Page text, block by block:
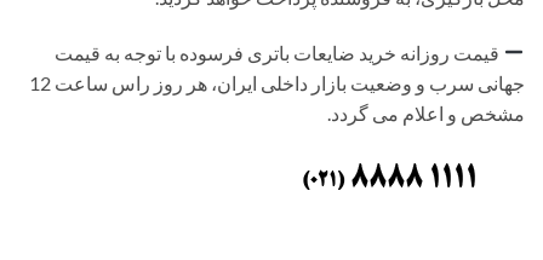
قیمت روزانه خرید ضایعات باتری فرسوده با توجه به قیمت
جهانی سرب و وضعیت بازار داخلی ایران، هر روز راس ساعت 12
مشخص و اعلام می گردد.